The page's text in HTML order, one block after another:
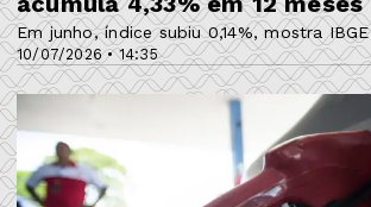
10/07/2026 • 14:35
Em junho, índice subiu 0,14%, mostra IBGE